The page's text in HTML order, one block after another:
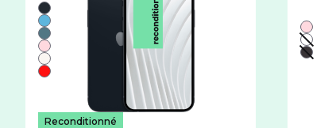
Liste de couleurs disponibles pour le iPhone
Noir
Bleu
Vert
Rose
Blanc
Rouge
Reconditionné
Liste
Rose